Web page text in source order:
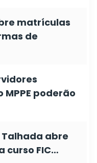
matrículas
de
poderão
abre
curso FIC…